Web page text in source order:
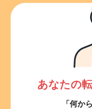
あなたの
「何か